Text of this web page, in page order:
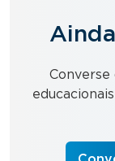
Converse